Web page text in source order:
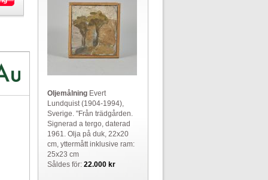
OljemålningEvert
Lundquist (1904-1994),
Sverige. "Från trädgården.
Signerad a tergo, daterad
1961. Olja på duk, 22x20
cm, yttermått inklusive ram:
25x23 cm
Såldes för: 22.000 kr